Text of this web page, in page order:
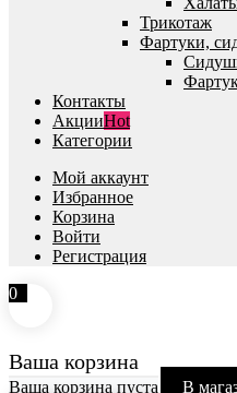
Трикотаж
Фартуки,
Контакты
АкцииHot
Категории
Мой аккаунт
Избранное
Корзина
Войти
Регистрация
0
Ваша корзина
Ваша корзина пуста В